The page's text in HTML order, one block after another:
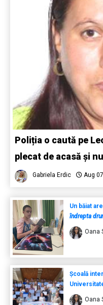
Poliția o caută pe
plecat de acasă și
Gabriela Erdic Aug
Un băiat
îndrepta
Oana
Școală
Oana